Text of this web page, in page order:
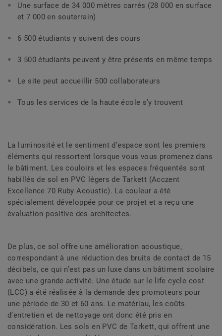
Une surface de 34 000 mètres carrés (28 000 en surface
et 7 000 en souterrain)
6 500 étudiants y suivent des cours
3 500 étudiants peuvent y être présents en même temps
Le site peut accueillir 500 collaborateurs
Tous les services de la haute école s’y trouvent
La luminosité et le sentiment d’espace sont les premiers
éléments qui ressortent lorsque vous vous promenez dans
le bâtiment. Les couloirs et les espaces fréquentés sont
habillés de sol en PVC légers de Tarkett (Acczent
Excellence 70 Ruby Acoustic). La couleur a été
spécialement développée pour ce projet et a reçu une
évaluation positive des architectes.
De plus, ce sol offre une amélioration acoustique,
correspondant à une réduction des bruits de contact de 15
décibels, ce qui n’est pas un luxe dans un bâtiment scolaire
avec une grande activité. Une étude sur le life cycle cost
(LCC) a été réalisée à la demande des promoteurs pour
une période de 30 et 60 ans. Le matériau, les coûts
d’entretien et de nettoyage ont donc été pris en
considération. Les sols en PVC de Tarkett, qui offrent une